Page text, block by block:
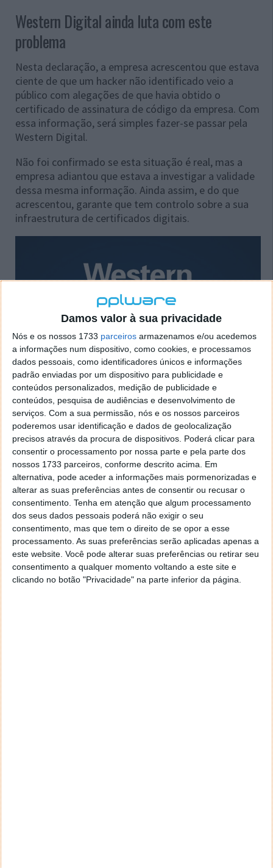
Damos valor à sua privacidade
Nós e os nossos 1733 parceiros armazenamos e/ou acedemos
a informações num dispositivo, como cookies, e processamos
dados pessoais, como identificadores únicos e informações
padrão enviadas por um dispositivo para publicidade e
conteúdos personalizados, medição de publicidade e
conteúdos, pesquisa de audiências e desenvolvimento de
serviços. Com a sua permissão, nós e os nossos parceiros
poderemos usar identificação e dados de geolocalização
precisos através da procura de dispositivos. Poderá clicar para
consentir o processamento por nossa parte e pela parte dos
nossos 1733 parceiros, conforme descrito acima. Em
alternativa, pode aceder a informações mais pormenorizadas e
alterar as suas preferências antes de consentir ou recusar o
consentimento. Tenha em atenção que algum processamento
dos seus dados pessoais poderá não exigir o seu
consentimento, mas que tem o direito de se opor a esse
processamento. As suas preferências serão aplicadas apenas a
este website. Você pode alterar suas preferências ou retirar seu
consentimento a qualquer momento voltando a este site e
clicando no botão "Privacidade" na parte inferior da página.
Western Digital ainda luta com este
problema
Nesta declaração, a empresa acrescentou que estava
ciente de que um hacker não identificado veio a
público com alegações de que havia obtido o
certificado de assinatura de código da empresa. Com
essa informação, será simples fazer-se passar pela
Western Digital.
Não foi confirmado se esta situação é real, mas a
empresa adiantou que estava a investigar a validade
dessa mesma informação. Ainda assim, e do que
acrescentou, garante que tem controlo sobre a sua
infraestrutura de certificados digitais.
Hackers foram de imediato combatidos
A Western Digital disse que, embora a investigação
sobre o ataque ainda esteja a decorrer, foram
tomadas de imediato medidas proativas para retirar
os hackers dos seus sistemas. Esta foi a razão para
que os seus serviços My Cloud terem ficado fora do
ar por cerca de 10 dias em abril. A loja online ainda
está inacessível, mas a empresa diz que deve voltar a
funcionar em breve.
Esta é uma situação muito complicada e que a
Western Digital está a resolver de forma a não
acontecer no futuro. Terá certamente um impacto
nos seus resultados financeiros, mas não atingiu as